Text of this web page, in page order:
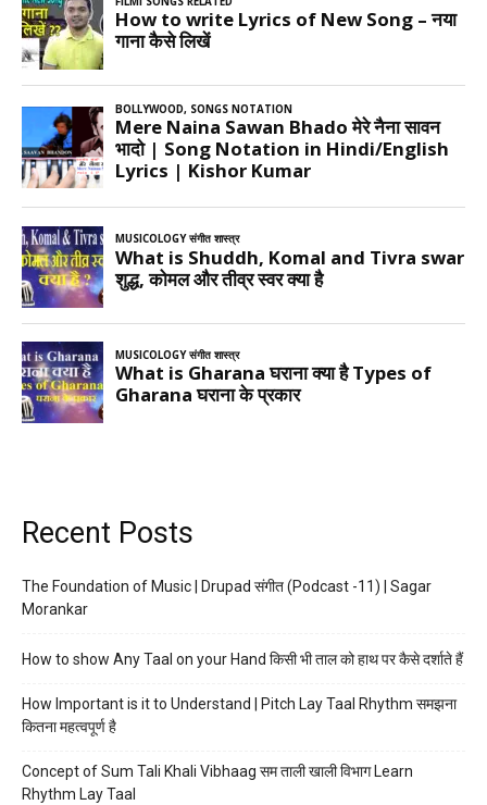
Recent Posts
The Foundation of Music | Drupad संगीत (Podcast -11) | Sagar
Morankar
How to show Any Taal on your Hand किसी भी ताल को हाथ पर कैसे दर्शाते हैं
How Important is it to Understand | Pitch Lay Taal Rhythm समझना
कितना महत्वपूर्ण है
Concept of Sum Tali Khali Vibhaag सम ताली खाली विभाग Learn
Rhythm Lay Taal